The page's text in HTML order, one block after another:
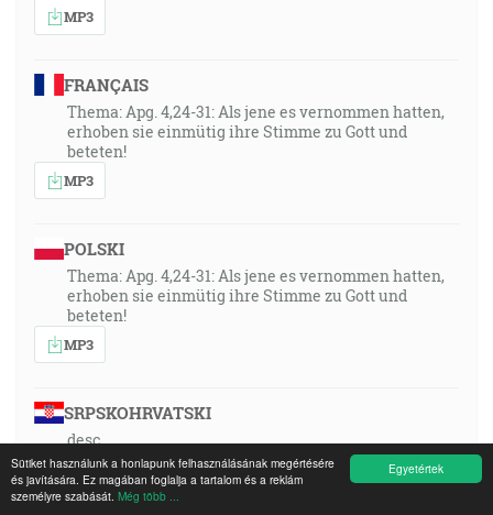
Egyetértek
Sütiket használunk a honlapunk felhasználásának megértésére
és javítására. Ez magában foglalja a tartalom és a reklám
személyre szabását. Még több ...
MP3
FRANÇAIS
Thema: Apg. 4,24-31: Als jene es vernommen hatten,
erhoben sie einmütig ihre Stimme zu Gott und
beteten!
MP3
POLSKI
Thema: Apg. 4,24-31: Als jene es vernommen hatten,
erhoben sie einmütig ihre Stimme zu Gott und
beteten!
MP3
SRPSKOHRVATSKI
desc
MP3